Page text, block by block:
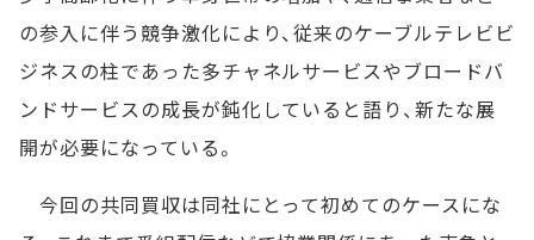
の参入に伴う競争激化により、従来のケーブルテレビビ
ジネスの柱であった多チャネルサービスやブロードバ
ンドサービスの成長が鈍化していると語り、新たな展
開が必要になっている。
今回の共同買収は同社にとって初めてのケースにな